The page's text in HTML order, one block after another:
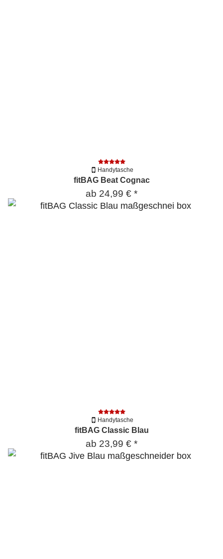
Handytasche
fitBAG Beat Cognac
ab 24,99 € *
Handytasche
fitBAG Classic Blau
ab 23,99 € *